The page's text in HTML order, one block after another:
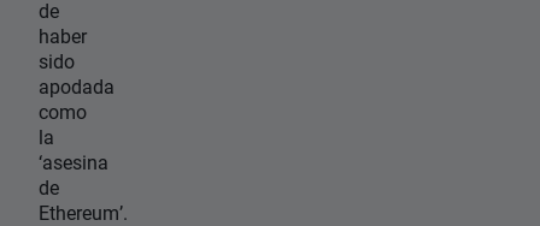
de
haber
sido
apodada
como
la
‘asesina
de
Ethereum’.